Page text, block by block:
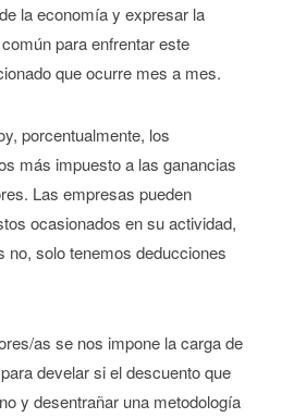
la economía y expresar la
para enfrentar este
que ocurre mes a mes.
porcentualmente, los
más impuesto a las ganancias
Las empresas pueden
ocasionados en su actividad,
no, solo tenemos deducciones
as se nos impone la carga de
develar si el descuento que
y desentrañar una metodología